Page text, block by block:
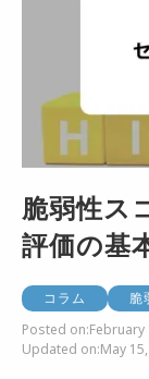
脆弱性ス
評価の基
コラム
脆
Posted on:February
Updated on:May